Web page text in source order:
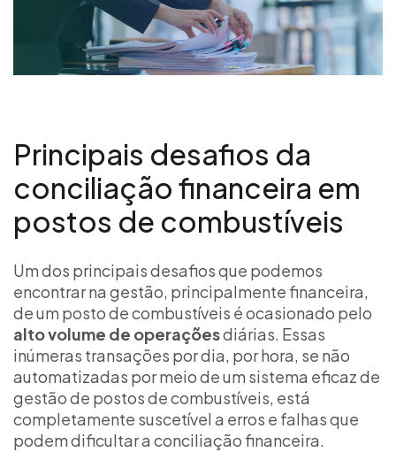
Principais desafios da
conciliação financeira em
postos de combustíveis
Um dos principais desafios que podemos
encontrar na gestão, principalmente financeira,
de um posto de combustíveis é ocasionado pelo
alto volume de operaçõesdiárias. Essas
inúmeras transações por dia, por hora, se não
automatizadas por meio de um sistema eficaz de
gestão de postos de combustíveis, está
completamente suscetível a erros e falhas que
podem dificultar a conciliação financeira.